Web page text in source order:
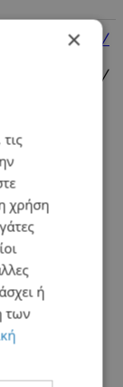
400DR / ER /
400DR / ER /
×
χρήση
ή
των